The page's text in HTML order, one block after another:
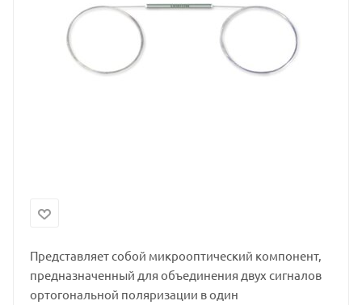
Представляет собой микрооптический компонент,
предназначенный для объединения двух сигналов
ортогональной поляризации в один